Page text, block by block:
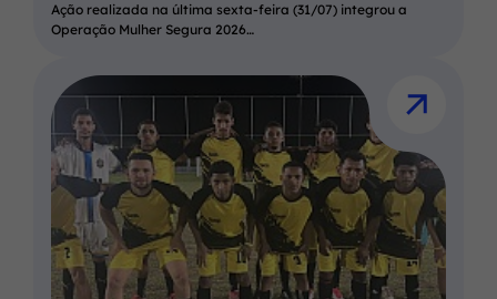
Ação realizada na última sexta-feira (31/07) integrou a
Operação Mulher Segura 2026…